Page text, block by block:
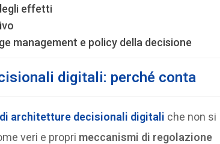
effetti
management e policy della decisione
digitali: perché conta
architetture decisionali digitali che non si
veri e propri meccanismi di regolazione